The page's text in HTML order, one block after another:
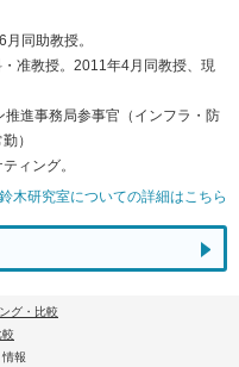
同助教授。
准教授。2011年4月同教授、現
進事務局参事官（インフラ・防
）
ィング。
木研究室についての詳細はこちら
グ・比較
報